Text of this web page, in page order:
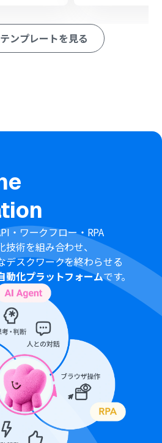
タムポイント
ダーのそれぞれとYoomを連携し
、15分、30分、60分の間隔で起動
。
起動間隔が異なりますので、ご注意
ァイル容量は最大300MBまでで
っては300MB未満になる可能性が
ださい。
ーションでの取り扱い可能なファイ
ァイルの容量制限について
」をご参
ンプレートを見る
・ワークフロー・RPA
術を組み合わせ、
デスクワークを終わらせる
動化プラットフォームです。